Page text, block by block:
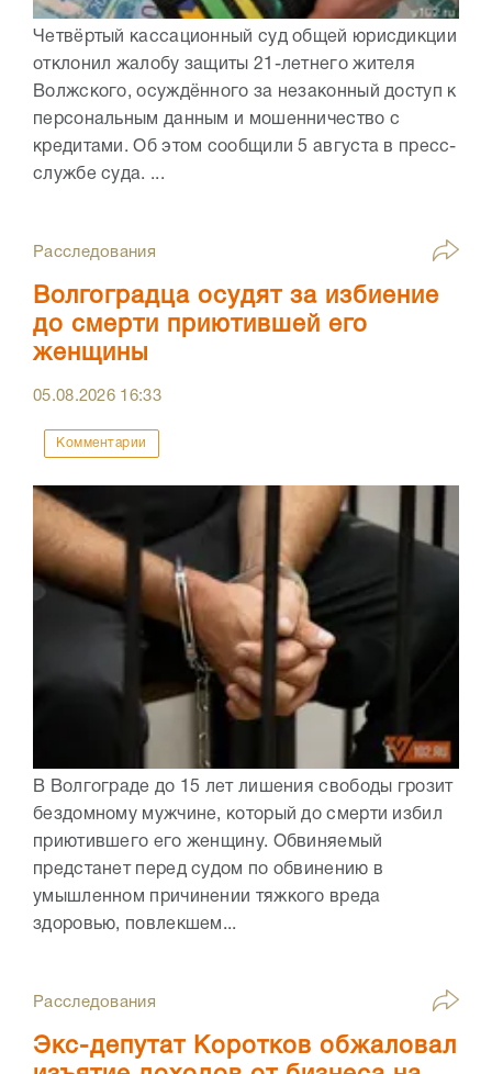
Четвёртый кассационный суд общей юрисдикции
отклонил жалобу защиты 21-летнего жителя
Волжского, осуждённого за незаконный доступ к
персональным данным и мошенничество с
кредитами. Об этом сообщили 5 августа в пресс-
службе суда. ...
Расследования
Волгоградца осудят за избиение
до смерти приютившей его
женщины
05.08.2026 16:33
Комментарии
В Волгограде до 15 лет лишения свободы грозит
бездомному мужчине, который до смерти избил
приютившего его женщину. Обвиняемый
предстанет перед судом по обвинению в
умышленном причинении тяжкого вреда
здоровью, повлекшем...
Расследования
Экс-депутат Коротков обжаловал